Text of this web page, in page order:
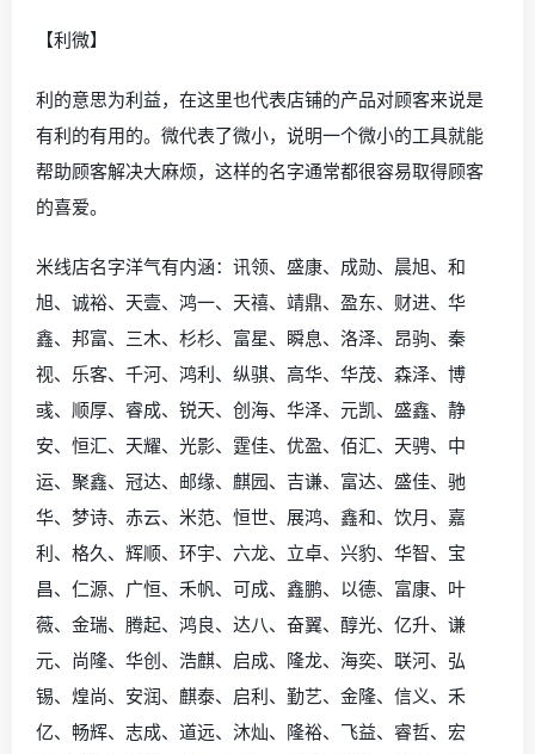
【利微】
利的意思为利益，在这里也代表店铺的产品对顾客来说是
有利的有用的。微代表了微小，说明一个微小的工具就能
帮助顾客解决大麻烦，这样的名字通常都很容易取得顾客
的喜爱。
米线店名字洋气有内涵：讯领、盛康、成勋、晨旭、和
旭、诚裕、天壹、鸿一、天禧、靖鼎、盈东、财进、华
鑫、邦富、三木、杉杉、富星、瞬息、洛泽、昂驹、秦
视、乐客、千河、鸿利、纵骐、高华、华茂、森泽、博
彧、顺厚、睿成、锐天、创海、华泽、元凯、盛鑫、静
安、恒汇、天耀、光影、霆佳、优盈、佰汇、天骋、中
运、聚鑫、冠达、邮缘、麒园、吉谦、富达、盛佳、驰
华、梦诗、赤云、米范、恒世、展鸿、鑫和、饮月、嘉
利、格久、辉顺、环宇、六龙、立卓、兴豹、华智、宝
昌、仁源、广恒、禾帆、可成、鑫鹏、以德、富康、叶
薇、金瑞、腾起、鸿良、达八、奋翼、醇光、亿升、谦
元、尚隆、华创、浩麒、启成、隆龙、海奕、联河、弘
锡、煌尚、安润、麒泰、启利、勤艺、金隆、信义、禾
亿、畅辉、志成、道远、沐灿、隆裕、飞益、睿哲、宏